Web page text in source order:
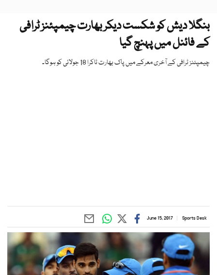
بنگلا دیش کو شکست دیکر بھارت چیمپئنز ٹرافی
کے فائنل میں پہنچ گیا
چیمپئنز ٹرافی کے آخری معرکے میں پاک بھارت ٹاکرا 18 جولائی کو ہوگا۔
Sports Desk
June 15, 2017